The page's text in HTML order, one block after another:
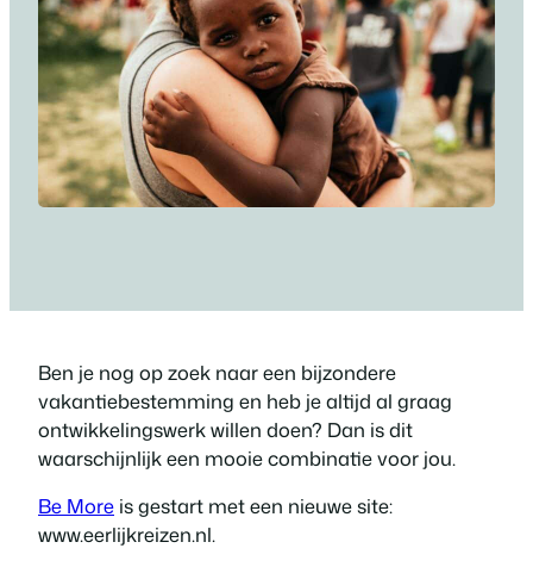
Ben je nog op zoek naar een bijzondere
vakantiebestemming en heb je altijd al graag
ontwikkelingswerk willen doen? Dan is dit
waarschijnlijk een mooie combinatie voor jou.
Be More is gestart met een nieuwe site:
www.eerlijkreizen.nl.